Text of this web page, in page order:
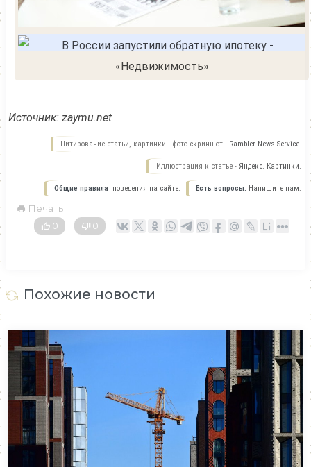
Источник: zaymu.net
Цитирование статьи, картинки - фото скриншот - Rambler News Service.
Иллюстрация к статье - Яндекс. Картинки.
Есть вопросы. Напишите нам.
Общие правила поведения на сайте.
Печать
0
0
Похожие новости